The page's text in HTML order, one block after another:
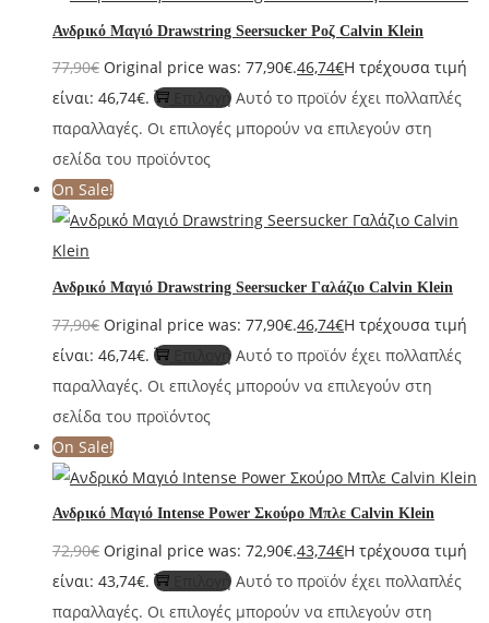
Ανδρικό Μαγιό Drawstring Seersucker Ροζ Calvin Klein
77,90€ Original price was: 77,90€.46,74€Η τρέχουσα τιμή
είναι: 46,74€.
Επιλογή Αυτό το προϊόν έχει πολλαπλές
παραλλαγές. Οι επιλογές μπορούν να επιλεγούν στη
σελίδα του προϊόντος
On Sale!
Ανδρικό Μαγιό Drawstring Seersucker Γαλάζιο Calvin Klein
77,90€ Original price was: 77,90€.46,74€Η τρέχουσα τιμή
είναι: 46,74€.
Επιλογή Αυτό το προϊόν έχει πολλαπλές
παραλλαγές. Οι επιλογές μπορούν να επιλεγούν στη
σελίδα του προϊόντος
On Sale!
Ανδρικό Μαγιό Intense Power Σκούρο Μπλε Calvin Klein
72,90€ Original price was: 72,90€.43,74€Η τρέχουσα τιμή
είναι: 43,74€.
Επιλογή Αυτό το προϊόν έχει πολλαπλές
παραλλαγές. Οι επιλογές μπορούν να επιλεγούν στη